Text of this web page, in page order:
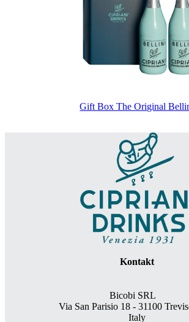
Gift Box The Original
Kontakt
Bicobi SRL
Via San Parisio 18 - 31100
Italy